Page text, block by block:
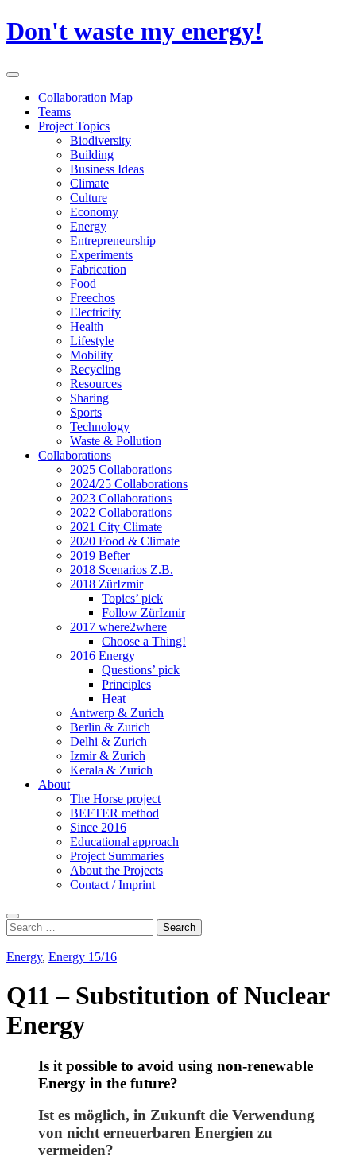
Skip
to
Don't waste my energy!
Primary
Collaboration Map
Teams
Project Topics
Biodiversity
Building
Business Ideas
Climate
Culture
Economy
Energy
Entrepreneurship
Experiments
Fabrication
Food
Freechos
Electricity
Health
Lifestyle
Mobility
Recycling
Resources
Sharing
Sports
Technology
Waste & Pollution
Collaborations
2025 Collaborations
2024/25 Collaborations
2023 Collaborations
2022 Collaborations
2021 City Climate
2020 Food & Climate
2019 Befter
2018 Scenarios Z.B.
2018 ZürIzmir
Topics’ pick
Follow ZürIzmir
2017 where2where
Choose a Thing!
2016 Energy
Questions’ pick
Principles
Heat
Antwerp & Zurich
Berlin & Zurich
Delhi & Zurich
Izmir & Zurich
Kerala & Zurich
About
The Horse project
BEFTER method
Since 2016
Educational approach
Project Summaries
About the Projects
Contact / Imprint
Search
Search
for:
Energy, Energy 15/16
Q11 – Substitution of Nuclear
Energy
Is it possible to avoid using non-renewable
Energy in the future?
Ist es möglich, in Zukunft die Verwendung
von nicht erneuerbaren Energien zu
vermeiden?